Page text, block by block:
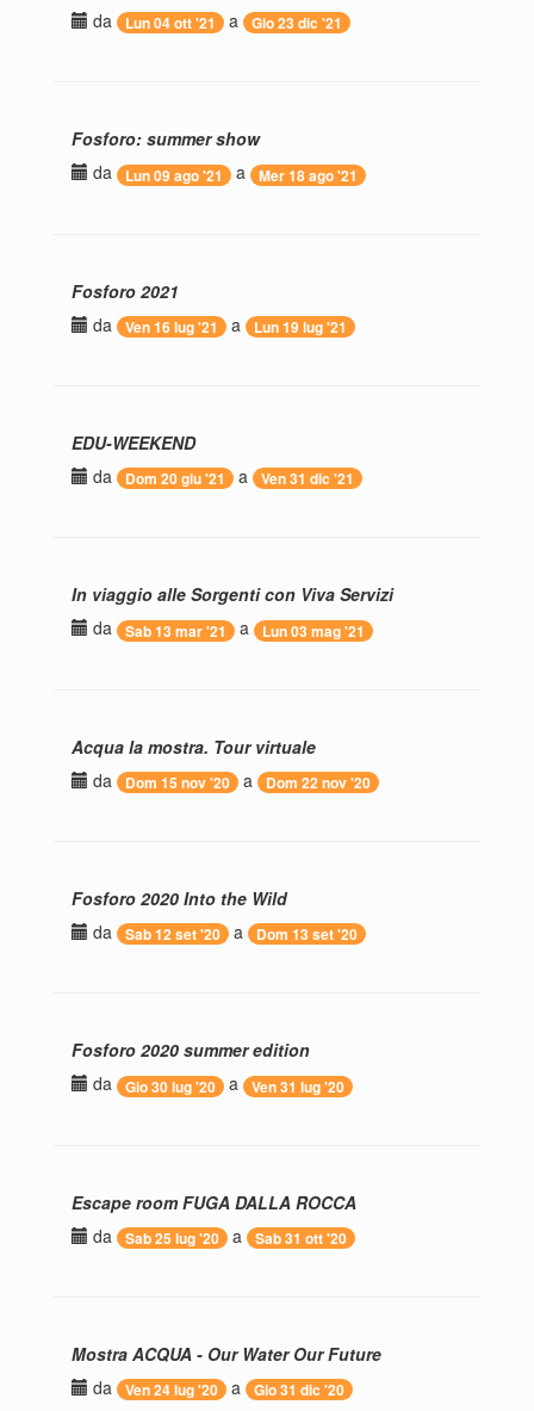
da
Lun 04 ott '21 a Gio 23 dic '21
Fosforo: summer show
da
Lun 09 ago '21 a Mer 18 ago '21
Fosforo 2021
da
Ven 16 lug '21 a Lun 19 lug '21
EDU-WEEKEND
da
Dom 20 giu '21 a Ven 31 dic '21
In viaggio alle Sorgenti con Viva Servizi
da
Sab 13 mar '21 a Lun 03 mag '21
Acqua la mostra. Tour virtuale
da
Dom 15 nov '20 a Dom 22 nov '20
Fosforo 2020 Into the Wild
da
Sab 12 set '20 a Dom 13 set '20
Fosforo 2020 summer edition
da
Gio 30 lug '20 a Ven 31 lug '20
Escape room FUGA DALLA ROCCA
da
Sab 25 lug '20 a Sab 31 ott '20
Mostra ACQUA - Our Water Our Future
da
Ven 24 lug '20 a Gio 31 dic '20